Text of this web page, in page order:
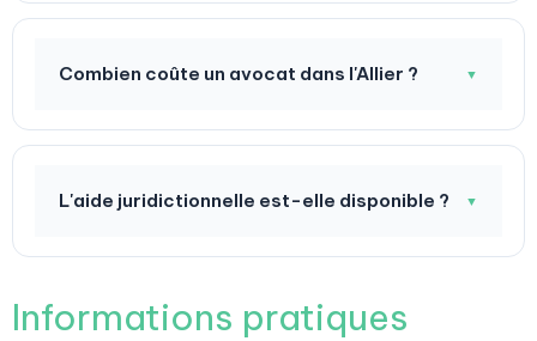
Combien coûte un avocat dans l'Allier ? ▼
L'aide juridictionnelle est-elle disponible ? ▼
Informations pratiques